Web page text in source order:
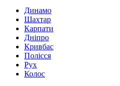
Динамо
Шахтар
Карпати
Дніпро
Кривбас
Полісся
Рух
Колос